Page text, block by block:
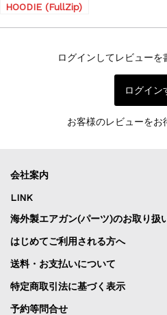
HOODIE (FullZip)
ログインしてレビューを
ログイン
お客様のレビューをお
会社案内
LINK
海外製エアガン(パーツ)のお取り扱
はじめてご利用される方へ
送料・お支払いについて
特定商取引法に基づく表示
予約等問合せ